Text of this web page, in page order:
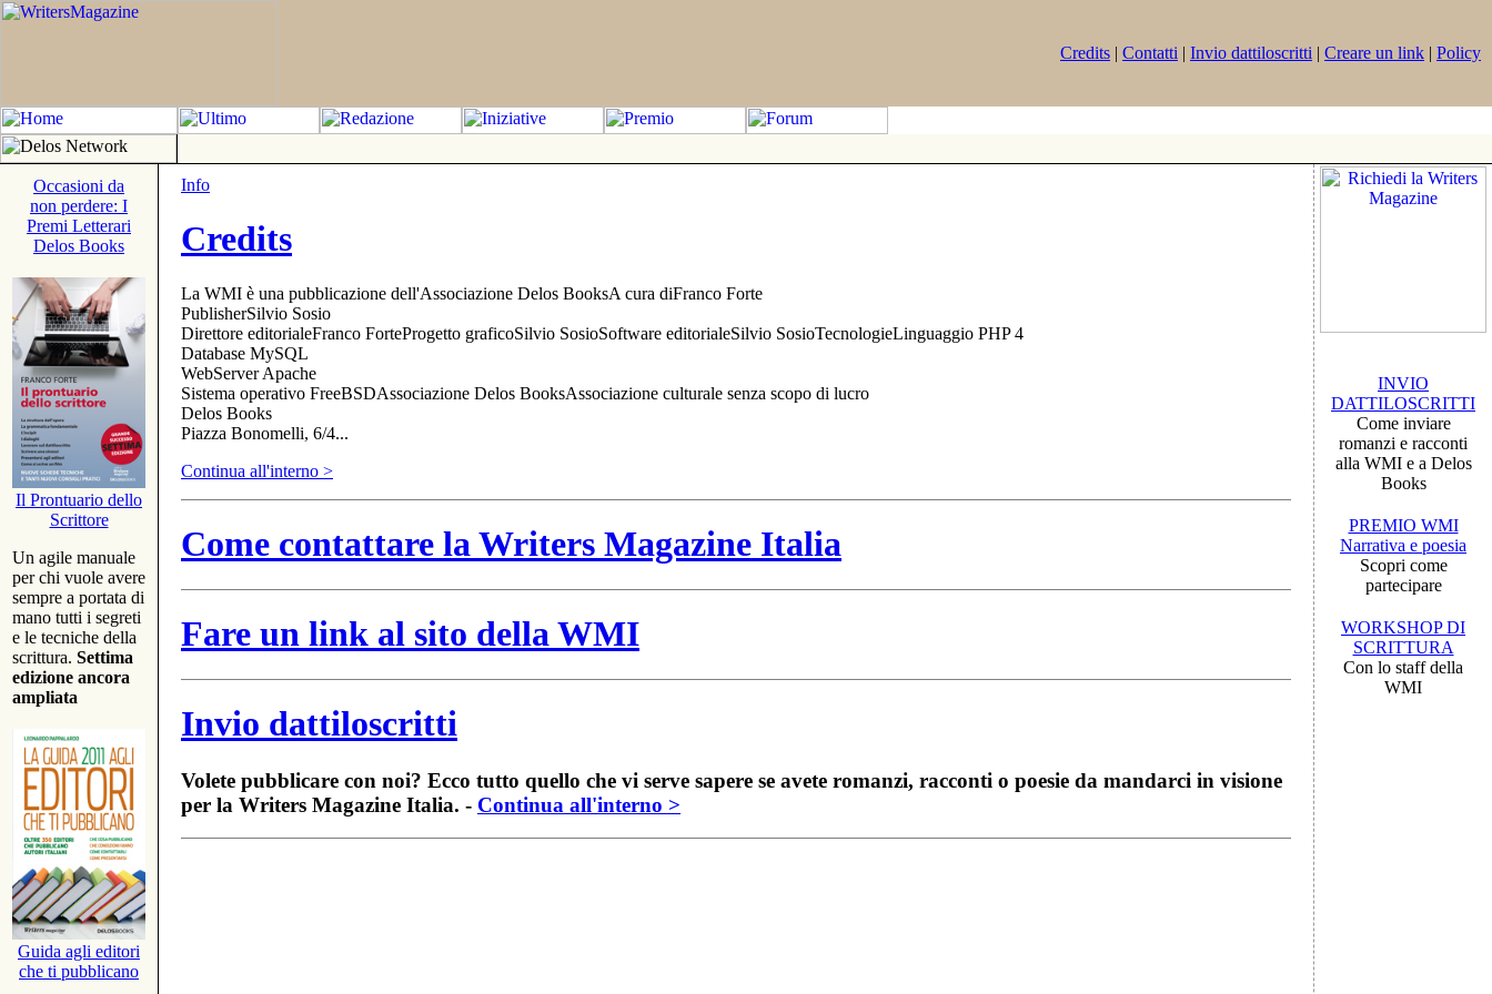
Credits | Contatti | Invio dattiloscritti | Creare un link | Policy
Occasioni da
non perdere: I
Premi Letterari
Delos Books
Il Prontuario dello
Scrittore
Un agile manuale
per chi vuole avere
sempre a portata di
mano tutti i segreti
e le tecniche della
scrittura. Settima
edizione ancora
ampliata
Guida agli editori
che ti pubblicano
Info
Credits
La WMI è una pubblicazione dell'Associazione Delos BooksA cura diFranco Forte
PublisherSilvio Sosio
Direttore editorialeFranco ForteProgetto graficoSilvio SosioSoftware editorialeSilvio SosioTecnologieLinguaggio PHP 4
Database MySQL
WebServer Apache
Sistema operativo FreeBSDAssociazione Delos BooksAssociazione culturale senza scopo di lucro
Delos Books
Piazza Bonomelli, 6/4...
Continua all'interno >
Come contattare la Writers Magazine Italia
Fare un link al sito della WMI
Invio dattiloscritti
Volete pubblicare con noi? Ecco tutto quello che vi serve sapere se avete romanzi, racconti o poesie da mandarci in visione
per la Writers Magazine Italia. - Continua all'interno >
INVIO
DATTILOSCRITTI
Come inviare
romanzi e racconti
alla WMI e a Delos
Books
PREMIO WMI
Narrativa e poesia
Scopri come
partecipare
WORKSHOP DI
SCRITTURA
Con lo staff della
WMI